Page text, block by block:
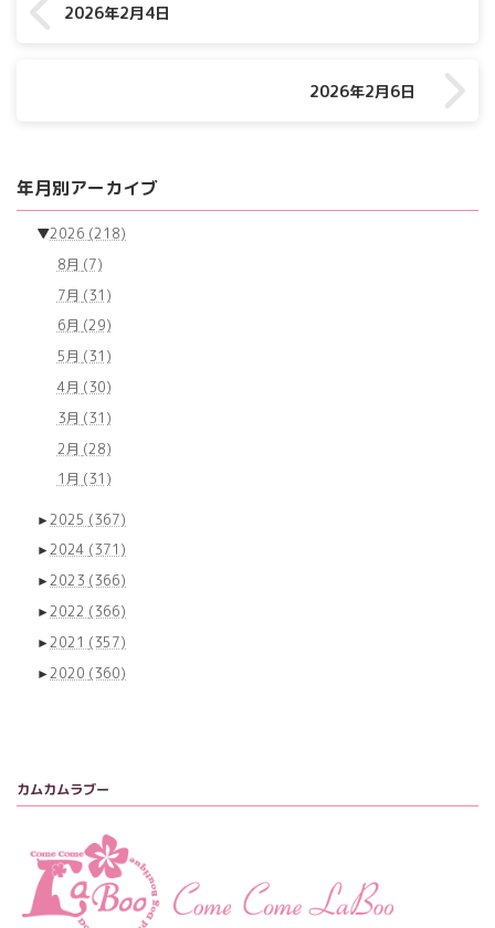
2026年2月4日
2026年2月6日
年月別アーカイブ
▼2026 (218)
8月 (7)
7月 (31)
6月 (29)
5月 (31)
4月 (30)
3月 (31)
2月 (28)
1月 (31)
►2025 (367)
►2024 (371)
►2023 (366)
►2022 (366)
►2021 (357)
►2020 (360)
カムカムラブー